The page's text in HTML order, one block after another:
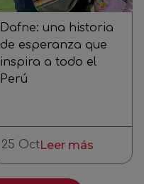
Dafne: una historia
de esperanza que
inspira a todo el
Perú
25 OctLeer más